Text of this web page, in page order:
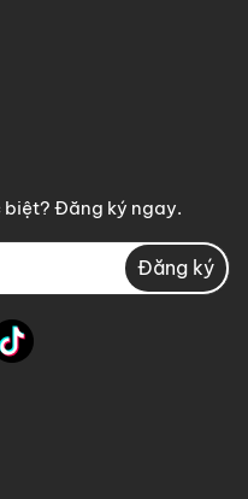
biệt? Đăng ký ngay.
Đăng ký